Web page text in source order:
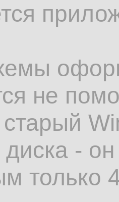
не
старый
диска -
только